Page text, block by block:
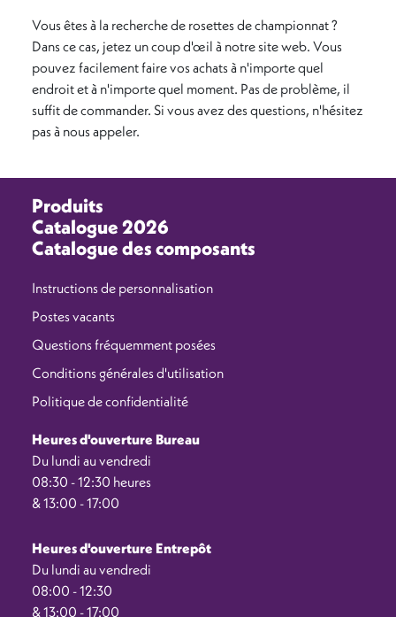
Vous êtes à la recherche de rosettes de championnat ?
Dans ce cas, jetez un coup d'œil à notre site web. Vous
pouvez facilement faire vos achats à n'importe quel
endroit et à n'importe quel moment. Pas de problème, il
suffit de commander. Si vous avez des questions, n'hésitez
pas à nous appeler.
Produits
Catalogue 2026
Catalogue des composants
Instructions de personnalisation
Postes vacants
Questions fréquemment posées
Conditions générales d'utilisation
Politique de confidentialité
Heures d'ouverture Bureau
Du lundi au vendredi
08:30 - 12:30 heures
& 13:00 - 17:00
Heures d'ouverture Entrepôt
Du lundi au vendredi
08:00 - 12:30
& 13:00 - 17:00